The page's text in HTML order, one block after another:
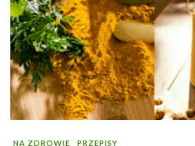
NA ZDROWIE PRZEPISY